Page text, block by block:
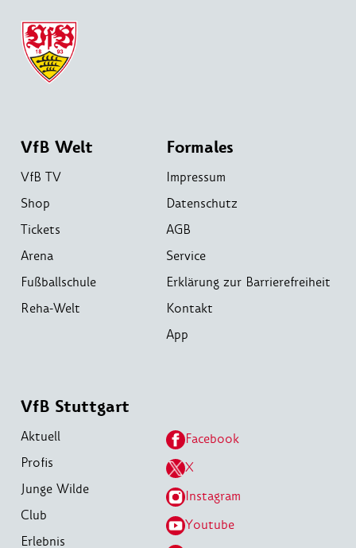
VfB Welt
VfB TV
Shop
Tickets
Arena
Fußballschule
Reha-Welt
Formales
Impressum
Datenschutz
AGB
Service
Erklärung zur Barrierefreiheit
Kontakt
App
VfB Stuttgart
Aktuell
Profis
Junge Wilde
Club
Erlebnis
Facebook
X
Instagram
Youtube